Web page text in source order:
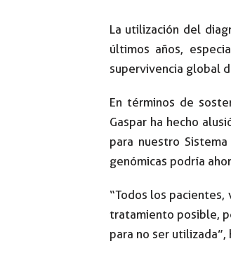
La utilización del
últimos años,
supervivencia global
En términos de
Gaspar ha hecho
para nuestro
genómicas podría
“Todos los
tratamiento posible,
para no ser